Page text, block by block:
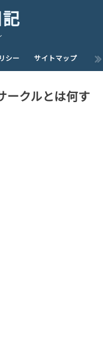
シー サイトマップ
ークルとは何す